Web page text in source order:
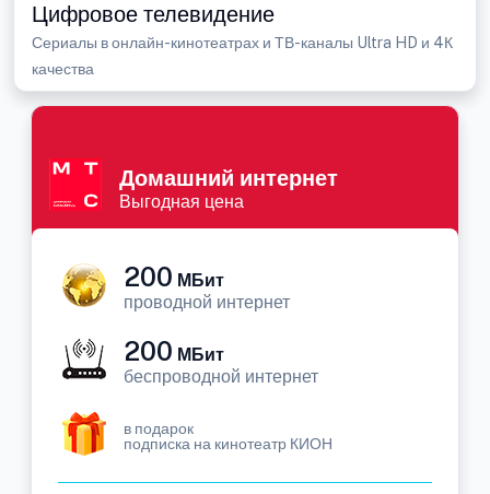
Цифровое телевидение
Сериалы в онлайн-кинотеатрах и ТВ-каналы Ultra HD и 4К
качества
Домашний интернет
Выгодная цена
200 МБит
проводной интернет
200 МБит
беспроводной интернет
в подарок
подписка на кинотеатр КИОН